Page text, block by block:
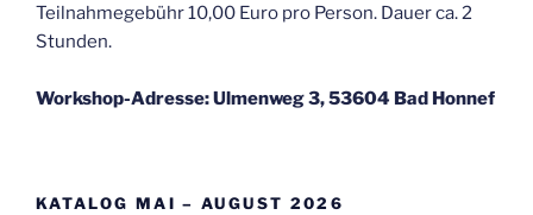
Teilnahmegebühr 10,00 Euro pro Person. Dauer ca. 2
Stunden.
Workshop-Adresse: Ulmenweg 3, 53604 Bad Honnef
KATALOG MAI – AUGUST 2026